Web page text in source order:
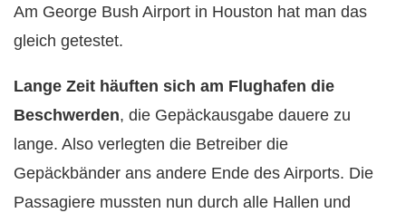
Am George Bush Airport in Houston hat man das
gleich getestet.
Lange Zeit häuften sich am Flughafen die
Beschwerden, die Gepäckausgabe dauere zu
lange. Also verlegten die Betreiber die
Gepäckbänder ans andere Ende des Airports. Die
Passagiere mussten nun durch alle Hallen und